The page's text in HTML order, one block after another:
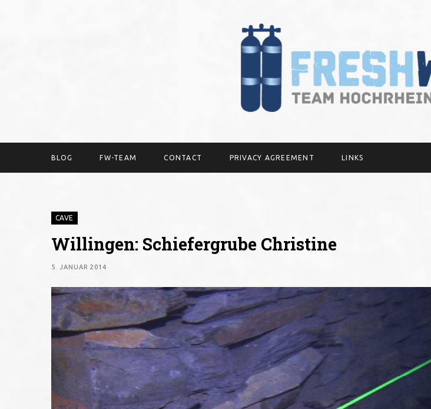
BLOG FW-TEAM CONTACT PRIVACY AGREEMENT LINKS
CAVE
Willingen: Schiefergrube Christine
5. JANUAR 2014